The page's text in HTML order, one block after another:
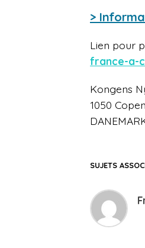
>
Lien pour
france-a-
Kongens
1050
SUJETS